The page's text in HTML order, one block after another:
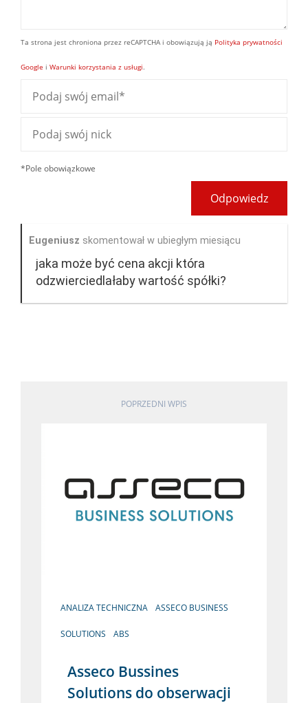
Ta strona jest chroniona przez reCAPTCHA i obowiązują ją Polityka prywatności
Google i Warunki korzystania z usługi.
*Pole obowiązkowe
Odpowiedz
Eugeniusz skomentował w ubiegłym miesiącu
jaka może być cena akcji która
odzwierciedlałaby wartość spółki?
POPRZEDNI WPIS
ANALIZA TECHNICZNA ASSECO BUSINESS
SOLUTIONS ABS
Asseco Bussines
Solutions do obserwacji